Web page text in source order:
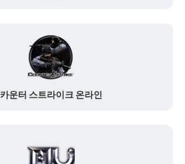
카운터 스트라이크 온라인